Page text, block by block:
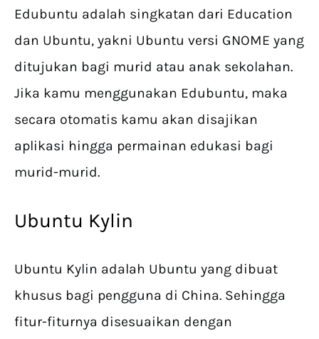
Edubuntu adalah singkatan dari Education
dan Ubuntu, yakni Ubuntu versi GNOME yang
ditujukan bagi murid atau anak sekolahan.
Jika kamu menggunakan Edubuntu, maka
secara otomatis kamu akan disajikan
aplikasi hingga permainan edukasi bagi
murid-murid.
Ubuntu Kylin
Ubuntu Kylin adalah Ubuntu yang dibuat
khusus bagi pengguna di China. Sehingga
fitur-fiturnya disesuaikan dengan